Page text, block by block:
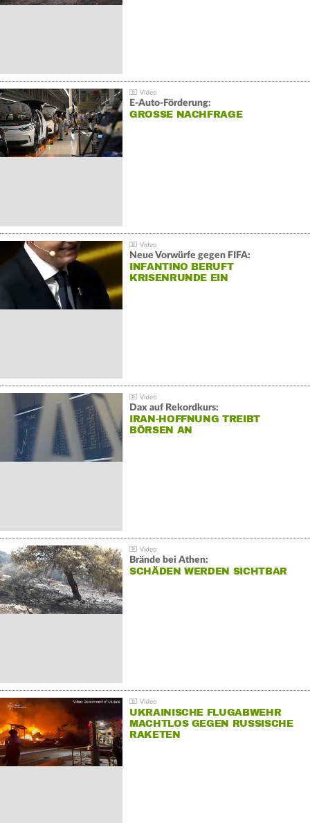
E-Auto-Förderung:
GROSSE NACHFRAGE
Neue Vorwürfe gegen FIFA:
INFANTINO BERUFT
KRISENRUNDE EIN
Dax auf Rekordkurs:
IRAN-HOFFNUNG TREIBT
BÖRSEN AN
Brände bei Athen:
SCHÄDEN WERDEN SICHTBAR
UKRAINISCHE FLUGABWEHR
MACHTLOS GEGEN RUSSISCHE
RAKETEN